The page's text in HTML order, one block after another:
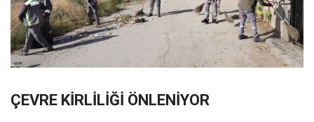
ÇEVRE KİRLİLİĞİ ÖNLENİYOR